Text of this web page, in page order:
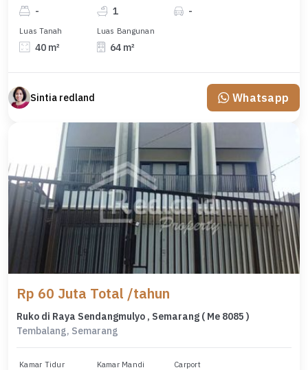
- 1 -
Luas Tanah
40 m²
Luas Bangunan
64 m²
Sintia redland Whatsapp
Rp 60 Juta Total /tahun
Ruko di Raya Sendangmulyo , Semarang ( Me 8085 )
Tembalang, Semarang
Kamar Tidur Kamar Mandi Carport